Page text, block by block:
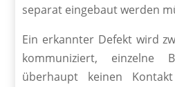
separat eingebaut werden
Ein erkannter Defekt wird
kommuniziert, einzelne
überhaupt keinen